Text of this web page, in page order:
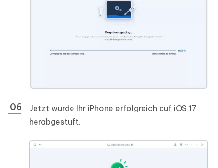
Jetzt wurde Ihr iPhone erfolgreich auf iOS 17
herabgestuft.